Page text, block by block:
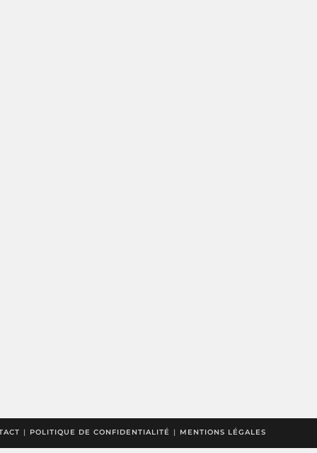
POLITIQUE DE CONFIDENTIALITÉ MENTIONS LÉGALES